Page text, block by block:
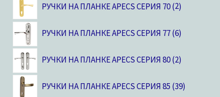
РУЧКИ НА ПЛАНКЕ APECS СЕРИЯ 70 2
РУЧКИ НА ПЛАНКЕ APECS СЕРИЯ 77 6
РУЧКИ НА ПЛАНКЕ APECS СЕРИЯ 80 2
РУЧКИ НА ПЛАНКЕ APECS СЕРИЯ 85 39